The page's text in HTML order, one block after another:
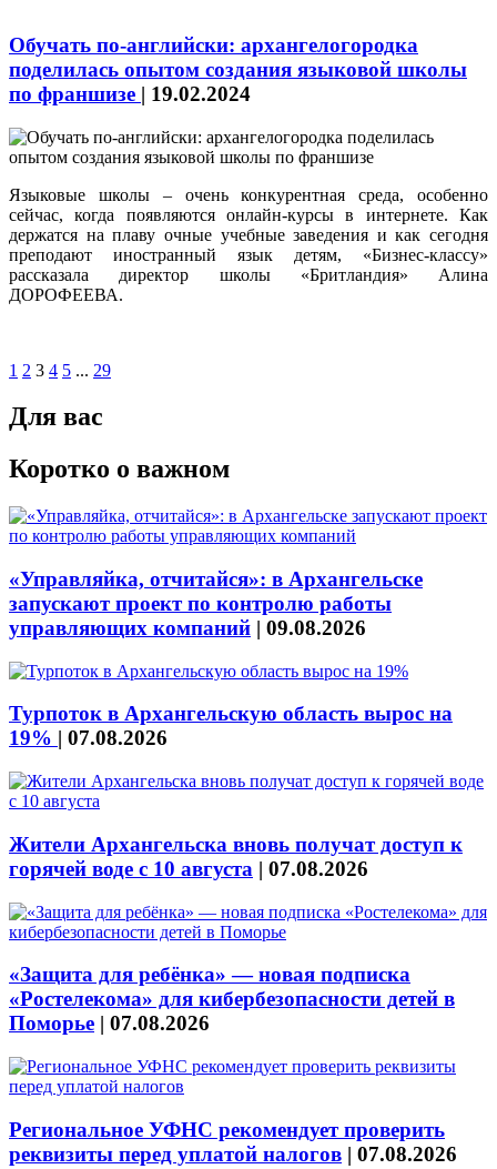
Обучать по-английски: архангелогородка
поделилась опытом создания языковой школы
по франшизе | 19.02.2024
Языковые школы – очень конкурентная среда, особенно
сейчас, когда появляются онлайн-курсы в интернете. Как
держатся на плаву очные учебные заведения и как сегодня
преподают иностранный язык детям, «Бизнес-классу»
рассказала директор школы «Бритландия» Алина
ДОРОФЕЕВА.
1 2 3 4 5 ... 29
Для вас
Коротко о важном
«Управляйка, отчитайся»: в Архангельске
запускают проект по контролю работы
управляющих компаний | 09.08.2026
Турпоток в Архангельскую область вырос на
19% | 07.08.2026
Жители Архангельска вновь получат доступ к
горячей воде с 10 августа | 07.08.2026
«Защита для ребёнка» — новая подписка
«Ростелекома» для кибербезопасности детей в
Поморье | 07.08.2026
Региональное УФНС рекомендует проверить
реквизиты перед уплатой налогов | 07.08.2026